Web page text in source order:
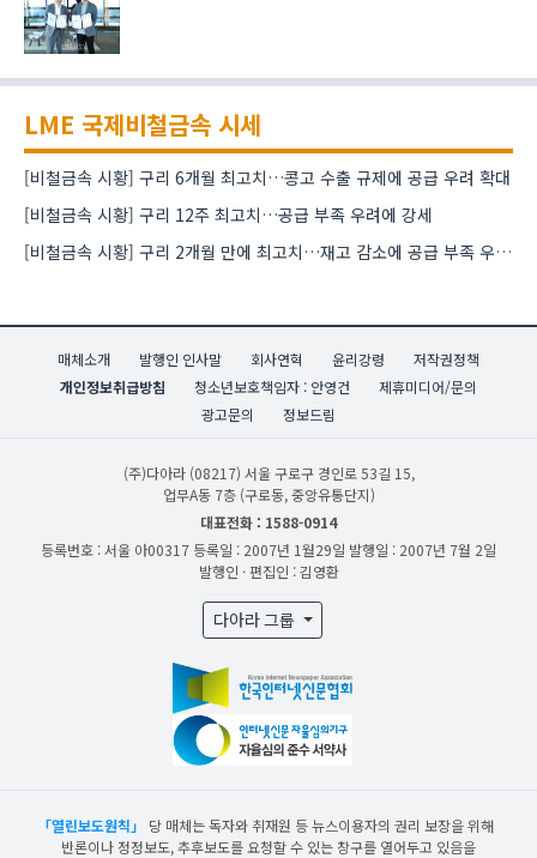
LME 국제비철금속 시세
[비철금속 시황] 구리 6개월 최고치…콩고 수출 규제에 공급 우려 확대
[비철금속 시황] 구리 12주 최고치…공급 부족 우려에 강세
[비철금속 시황] 구리 2개월 만에 최고치…재고 감소에 공급 부족 우려 확대
매체소개 발행인 인사말 회사연혁 윤리강령
저작권정책
개인정보취급방침
청소년보호책임자 : 안영건
제휴미디어/문의
광고문의
정보드림
(주)다아라 (08217) 서울 구로구 경인로 53길 15,
업무A동 7층 (구로동, 중앙유통단지)
대표전화 : 1588-0914
등록번호 : 서울 아00317 등록일 : 2007년 1월29일 발행일 : 2007년 7월 2일
발행인 · 편집인 : 김영환
다아라 그룹
「열린보도원칙」
당 매체는 독자와 취재원 등 뉴스이용자의 권리 보장을 위해
반론이나 정정보도, 추후보도를 요청할 수 있는 창구를 열어두고 있음을